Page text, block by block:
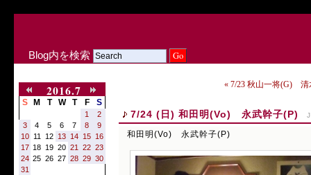
Blog内を検索
2016.7
S M T W T F S
1
2
3
4 5 6 7 8
9
10 11 12 13 14 15 16
17 18 19 20 21 22 23
24 25 26 27 28 29 30
31
« 7/23 秋山一将(G) 清
7/24 (日) 和田明(Vo) 永武幹子(P)
和田明(Vo) 永武幹子(P)